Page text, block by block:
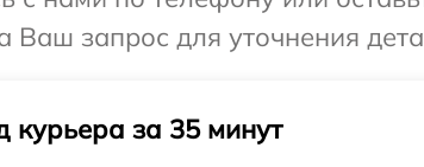
Ваш запрос для уточнения
курьера за 35 минут